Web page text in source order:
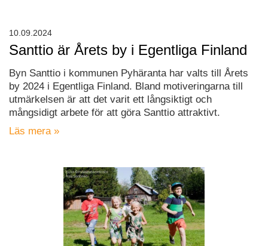
Santtio är Årets by i Egentliga Finland
Byn Santtio i kommunen Pyhäranta har valts till Årets
by 2024 i Egentliga Finland. Bland motiveringarna till
utmärkelsen är att det varit ett långsiktigt och
mångsidigt arbete för att göra Santtio attraktivt.
Läs mera »
10.09.2024